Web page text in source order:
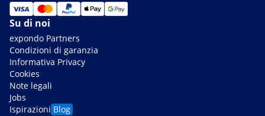
Su di noi
expondo Partners
Condizioni di garanzia
Informativa Privacy
Cookies
Note legali
Jobs
Ispirazioni Blog